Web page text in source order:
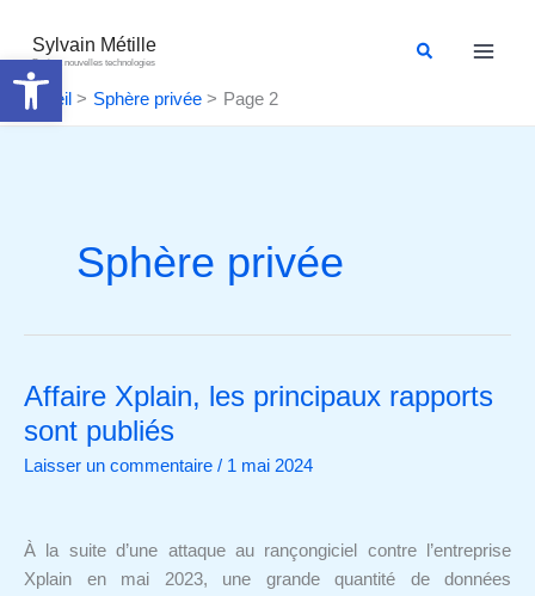
Ouvrir la barre d’outils
contenu
Sylvain Métille
Droit et nouvelles technologies
Rechercher
Accueil Sphère privée Page 2
Sphère privée
Affaire Xplain, les principaux rapports
sont publiés
Laisser un commentaire / 1 mai 2024
À la suite d’une attaque au rançongiciel contre l’entreprise
Xplain en mai 2023, une grande quantité de données
Affaire
Xplain,
principaux
sont